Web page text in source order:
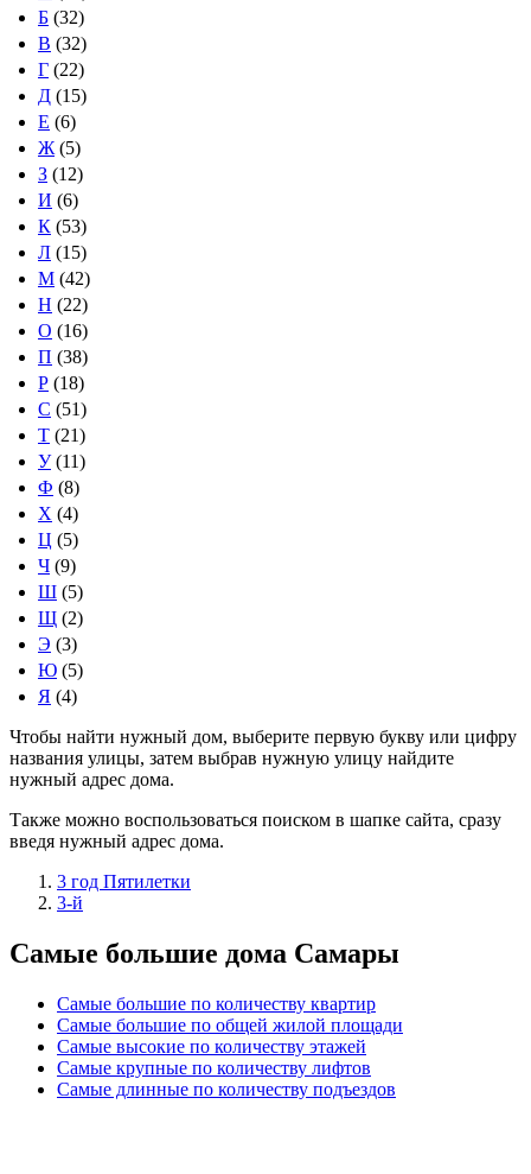
Б (32)
В (32)
Г (22)
Д (15)
Е (6)
Ж (5)
З (12)
И (6)
К (53)
Л (15)
М (42)
Н (22)
О (16)
П (38)
Р (18)
С (51)
Т (21)
У(11)
Ф (8)
Х (4)
Ц (5)
Ч (9)
Ш (5)
Щ (2)
Э (3)
Ю (5)
Я (4)
Чтобы найти нужный дом, выберите первую букву или цифру
названия улицы, затем выбрав нужную улицу найдите
нужный адрес дома.
Также можно воспользоваться поиском в шапке сайта, сразу
введя нужный адрес дома.
3 год Пятилетки
3-й
Самые большие дома Самары
Самые большие по количеству квартир
Самые большие по общей жилой площади
Самые высокие по количеству этажей
Самые крупные по количеству лифтов
Самые длинные по количеству подъездов